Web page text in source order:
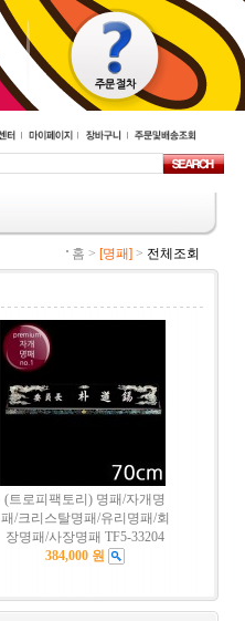
홈 > [명패] > 전체조회
(트로피팩토리) 명패/자개명
패/크리스탈명패/유리명패/회
장명패/사장명패 TF5-33204
384,000 원